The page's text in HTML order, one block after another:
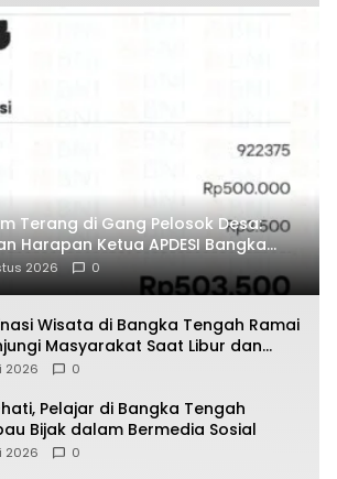
Terang di Gang Pelosok Desa:
Harapan Ketua APDESI Bangka
untuk PLN Babel
2026 0
Wisata di Bangka Tengah Ramai
Masyarakat Saat Libur dan
2026 0
Pelajar di Bangka Tengah
Bijak dalam Bermedia Sosial
2026 0